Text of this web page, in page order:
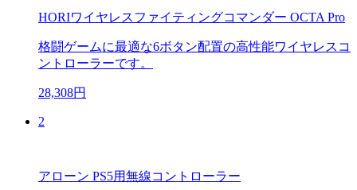
HORIワイヤレスファイティングコマンダー OCTA Pro
格闘ゲームに最適な6ボタン配置の高性能ワイヤレスコ
ントローラーです。
28,308円
2
アローン PS5用無線コントローラー